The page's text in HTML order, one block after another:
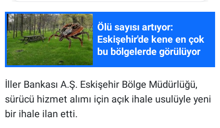
Ölü sayısı artıyor:
Eskişehir'de kene en çok
bu bölgelerde görülüyor
İller Bankası A.Ş. Eskişehir Bölge Müdürlüğü,
sürücü hizmet alımı için açık ihale usulüyle yeni
bir ihale ilan etti.